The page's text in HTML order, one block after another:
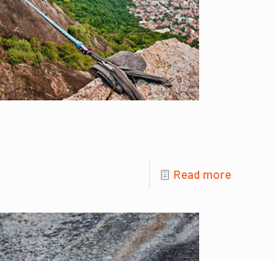
Read more